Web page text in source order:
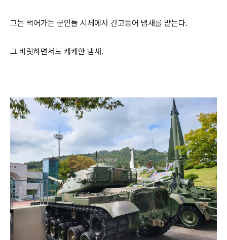
그는 썩어가는 군인들 시체에서 간고등어 냄새를 맡는다.
그 비릿하면서도 케케한 냄새.